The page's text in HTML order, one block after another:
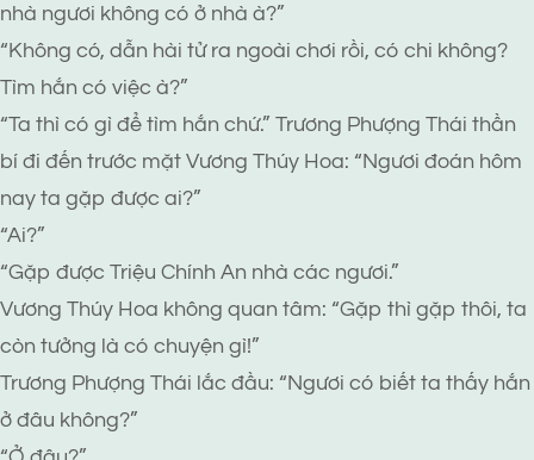
nhà ngươi không có ở nhà à?”
“Không có, dẫn hài tử ra ngoài chơi rồi, có chi không?
Tìm hắn có việc à?”
“Ta thì có gì để tìm hắn chứ.” Trương Phượng Thái thần
bí đi đến trước mặt Vương Thúy Hoa: “Ngươi đoán hôm
nay ta gặp được ai?”
“Ai?”
“Gặp được Triệu Chính An nhà các ngươi.”
Vương Thúy Hoa không quan tâm: “Gặp thì gặp thôi, ta
còn tưởng là có chuyện gì!”
Trương Phượng Thái lắc đầu: “Ngươi có biết ta thấy hắn
ở đâu không?”